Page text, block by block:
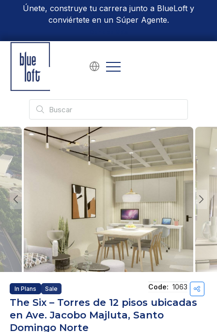
Únete, construye tu carrera junto a BlueLoft y
conviértete en un Súper Agente.
In Plans Sale Code: 1063
The Six – Torres de 12 pisos ubicadas
en Ave. Jacobo Majluta, Santo
Domingo Norte